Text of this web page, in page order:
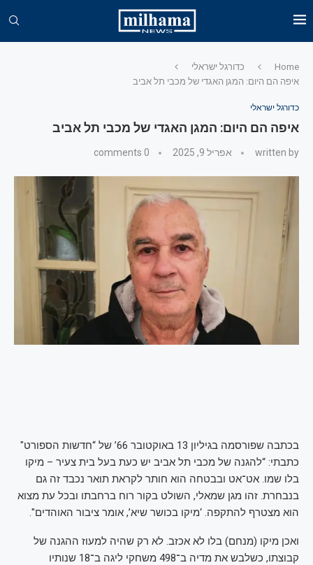
Home
כדורגל ישראלי
איפה הם היום: המגן האגדי של מכבי תל אביב
כדורגל ישראלי
איפה הם היום: המגן האגדי של מכבי תל אביב
written by אפריל 9, 2025 0 comments
בכתבה שפורסמה בגיליון 13 באוקטובר 66’ של “חדשות הספורט"
כתבתי: “להגנה של מכבי תל אביב יש כעת בעל בית צעיר – מיקו
בלו שמו. אט־אט ובבטחה הוא חותר לקראת תואר נכבד זה גם
בנבחרת. זהו מגן שמאלי, השולט בקור רוח ברחבתו ובכל עת מצוא
הוא מצטרף להתקפה. ‘מיקו בכושר שיא’, אומר ציבור האוהדים".
ואכן מיקו (מנחם) בלו לא אכזב. לא רק שהיה למעוז ההגנה של
קבוצתו, כשלבש את מדיה ב־498 משחקי ליגה ב־18 שנותיו